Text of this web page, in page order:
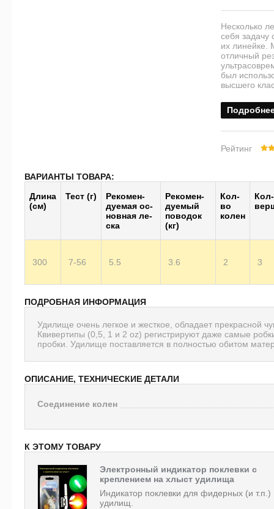
Несколько
себя задачу
их линейке.
отличный
был
высшего
Рейтинг
ВАРИАНТЫ ТОВАРА:
Длина
(см)
Тест (г)
Ре­ко­мен­
дуе­мая ос­
нов­ная ле­
ска
Ре­ко­мен­
дуе­мый
по­во­док
(кг)
Кол-
во
колен
300 7-56 5.5 3.6 2 3
ПОДРОБНАЯ ИНФОРМАЦИЯ
Удилище очень легкое и жесткое, обладает прекрасной
Квивертипы (0,5, 1 и 2 oz) регистрируют даже самые
пробки. Удилище поставляется в полностью обитом
ОПИСАНИЕ, ТЕХНИЧЕСКИЕ ДЕТАЛИ
Соединение колен
К ЭТОМУ ТОВАРУ
Электронный индикатор поклевки с
креплением на хлыст удилища
Индикатор поклевки для фидерных (и т.п.)
удилищ.